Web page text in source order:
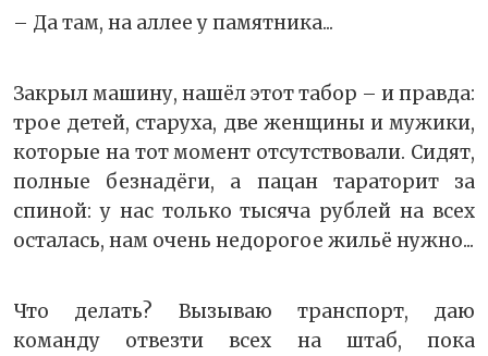
– Да там, на аллее у памятника...
Закрыл машину, нашёл этот табор – и правда:
трое детей, старуха, две женщины и мужики,
которые на тот момент отсутствовали. Сидят,
полные безнадёги, а пацан тараторит за
спиной: у нас только тысяча рублей на всех
осталась, нам очень недорогое жильё нужно...
Что делать? Вызываю транспорт, даю
команду отвезти всех на штаб, пока